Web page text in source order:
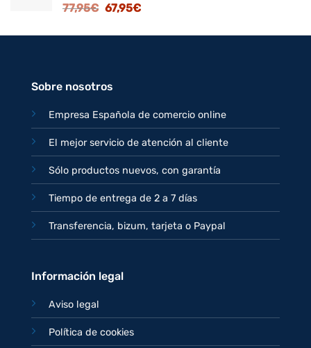
125,95€.
77,95€ El
original
67,95€El
actual
Sobre nosotros
Empresa Española de comercio online
El mejor servicio de atención al cliente
Sólo productos nuevos, con garantía
Tiempo de entrega de 2 a 7 días
Transferencia, bizum, tarjeta o Paypal
Información legal
Aviso legal
Política de cookies